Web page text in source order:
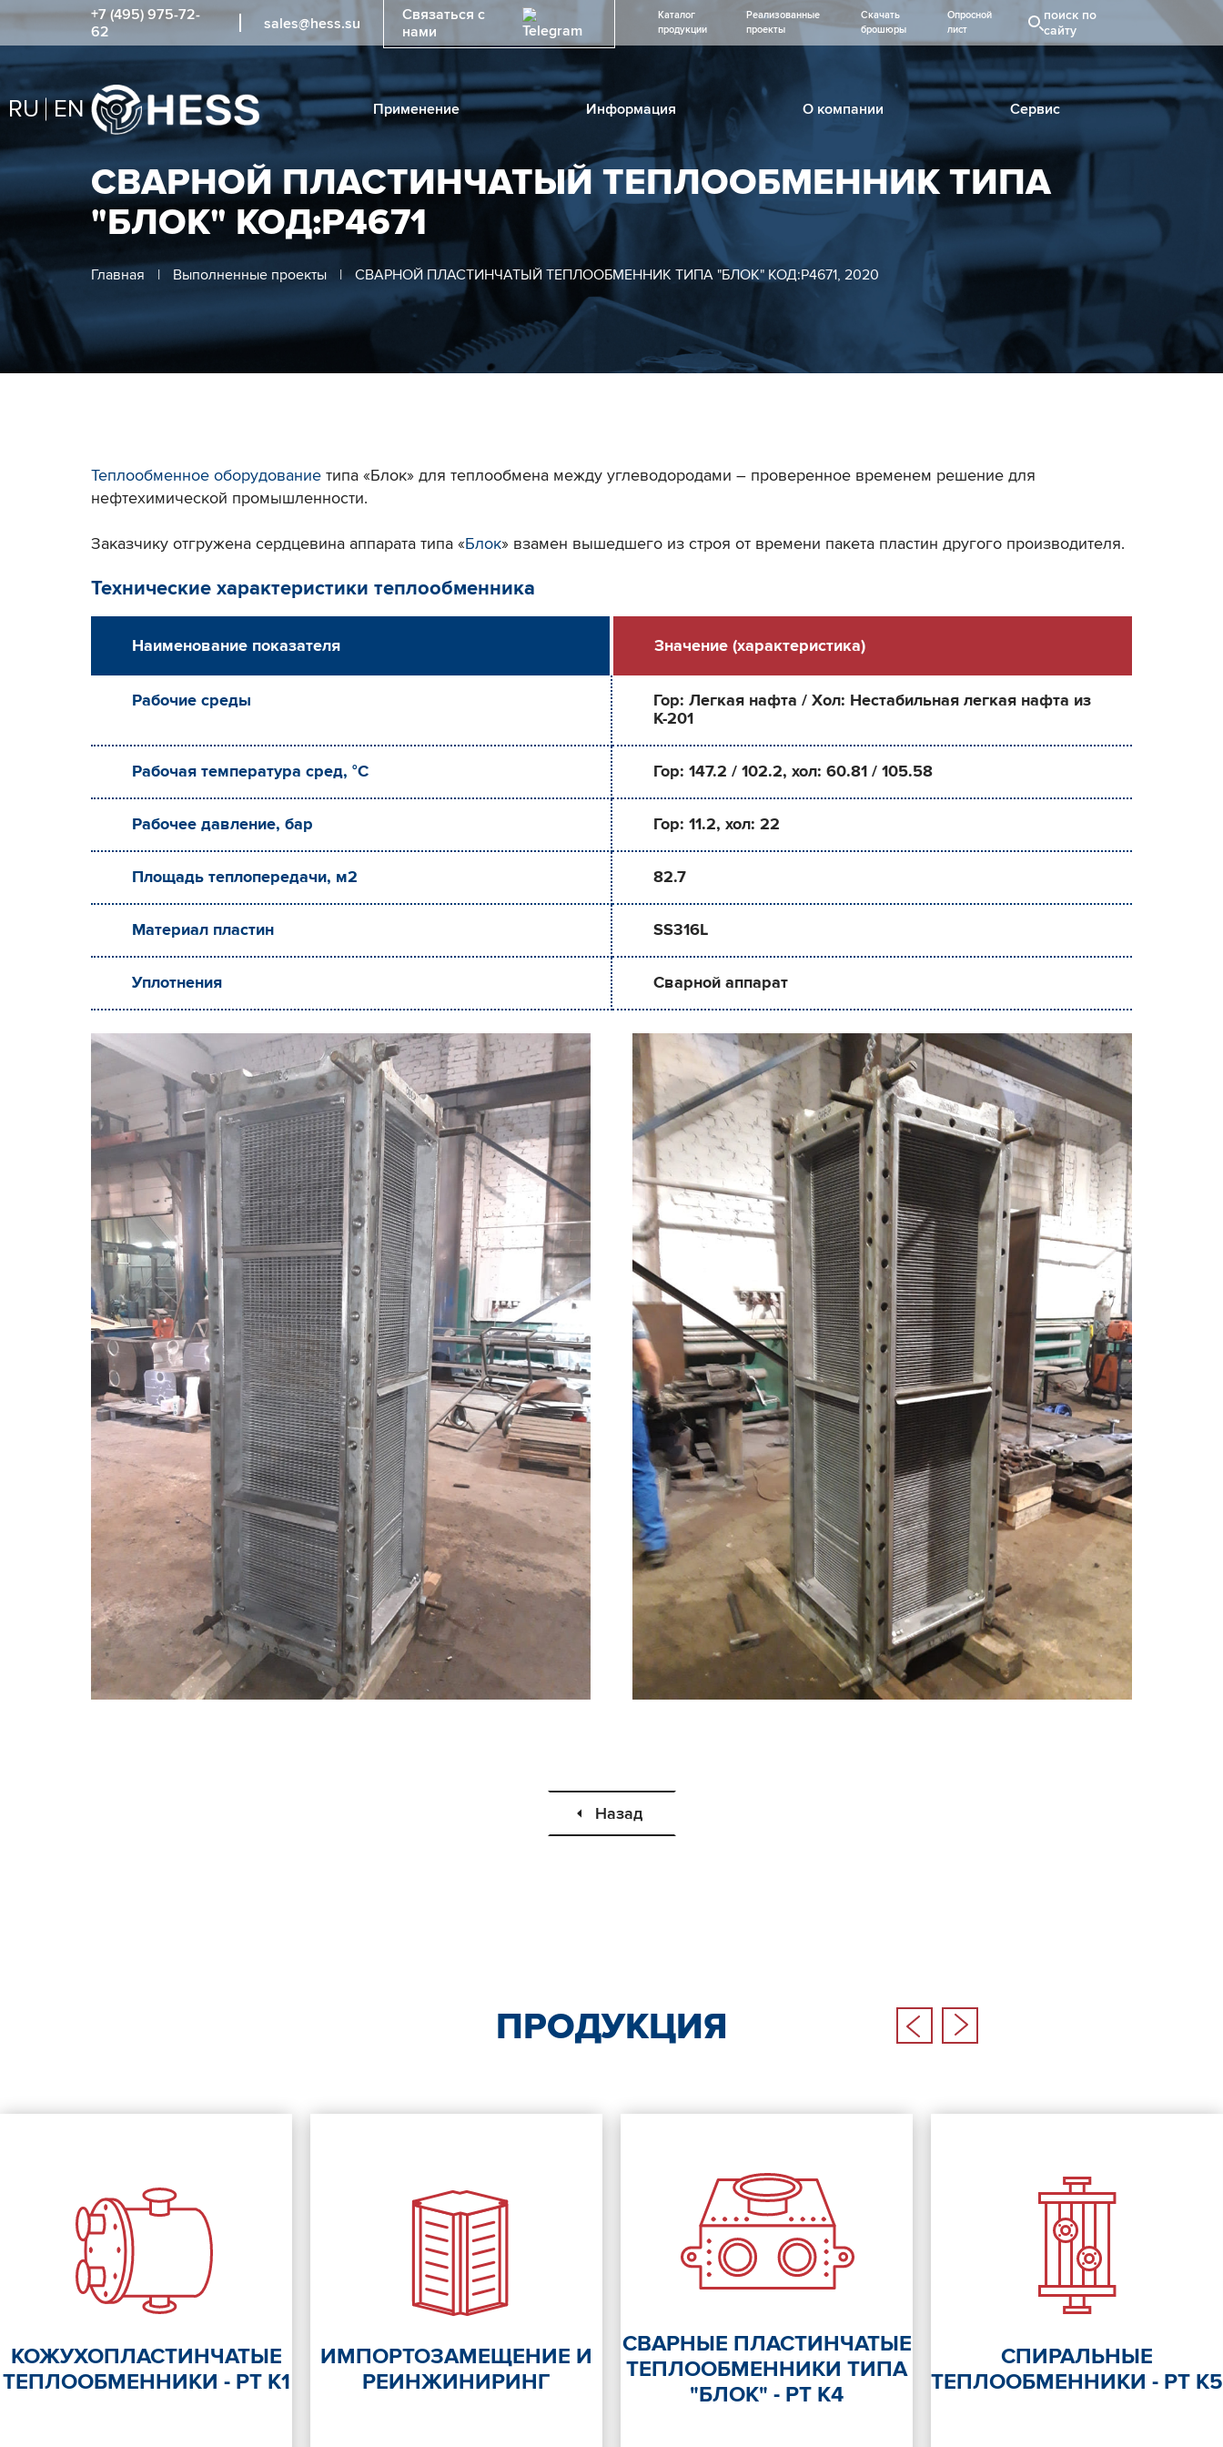
+7 (495) 975-72-
62
sales@hess.su
Связаться с
нами
Каталог
продукции
Реализованные
проекты
Скачать
брошюры
Опросной
лист
поиск по
сайту
RU EN Применение Информация О компании Сервис
СВАРНОЙ ПЛАСТИНЧАТЫЙ ТЕПЛООБМЕННИК ТИПА
"БЛОК" КОД:Р4671
Главная | Выполненные проекты | СВАРНОЙ ПЛАСТИНЧАТЫЙ ТЕПЛООБМЕННИК ТИПА "БЛОК" КОД:Р4671, 2020
Теплообменное оборудование типа «Блок» для теплообмена между углеводородами – проверенное временем решение для
нефтехимической промышленности.
Заказчику отгружена сердцевина аппарата типа «Блок» взамен вышедшего из строя от времени пакета пластин другого производителя.
Технические характеристики теплообменника
Наименование показателя Значение (характеристика)
Рабочие среды
Гор: Легкая нафта / Хол: Нестабильная легкая нафта из
К-201
Рабочая температура сред, °С Гор: 147.2 / 102.2, хол: 60.81 / 105.58
Рабочее давление, бар Гор: 11.2, хол: 22
Площадь теплопередачи, м2 82.7
Материал пластин SS316L
Уплотнения Сварной аппарат
Назад
ПРОДУКЦИЯ
КОЖУХОПЛАСТИНЧАТЫЕ
ТЕПЛООБМЕННИКИ - РТ К1
ИМПОРТОЗАМЕЩЕНИЕ И
РЕИНЖИНИРИНГ
СВАРНЫЕ ПЛАСТИНЧАТЫЕ
ТЕПЛООБМЕННИКИ ТИПА
"БЛОК" - РТ К4
СПИРАЛЬНЫЕ
ТЕПЛООБМЕННИКИ - РТ К5